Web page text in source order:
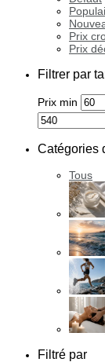
Prix
Prix
Filtrer par
Prix min
Catégories
Tous
Filtré par